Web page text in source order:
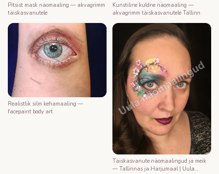
Pitsist mask näomaaling — akvagrimm
täiskasvanutele
Kunstiline kuldne näomaaling —
akvagrimm täiskasvanutele Tallinn
Realistlik silm kehamaaling —
facepaint body art
Täiskasvanute näomaalingud ja meik
— Tallinnas ja Harjumaal | Uula